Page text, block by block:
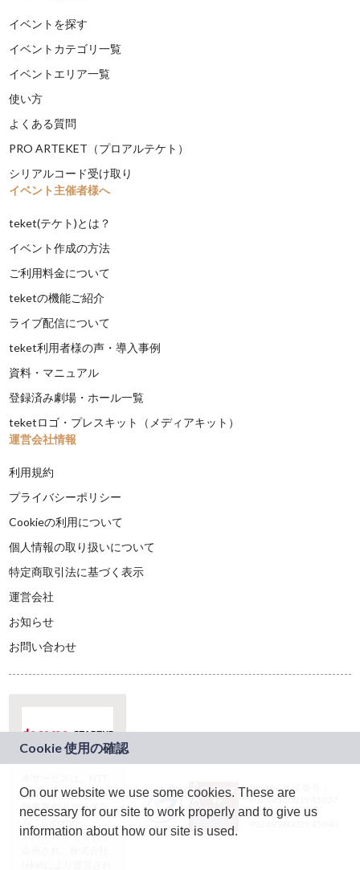
イベントを探す
イベントカテゴリ一覧
イベントエリア一覧
使い方
よくある質問
PRO ARTEKET（プロアルテケト）
シリアルコード受け取り
イベント主催者様へ
teket(テケト)とは？
イベント作成の方法
ご利用料金について
teketの機能ご紹介
ライブ配信について
teket利用者様の声・導入事例
資料・マニュアル
登録済み劇場・ホール一覧
teketロゴ・プレスキット（メディアキット）
運営会社情報
利用規約
プライバシーポリシー
Cookieの利用について
個人情報の取り扱いについて
特定商取引法に基づく表示
運営会社
お知らせ
お問い合わせ
ドコモグループの新
規事業創出プログラ
ム「docomo
STARTUP」を通じて
JASRAC許諾番号：
9024936001Y45037
JASRAC許諾番号：
On our website we use some cookies. These are
necessary for our site to work properly and to give us
information about how our site is used.